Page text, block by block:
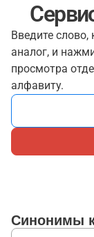
Введите слово,
аналог, и
просмотра
алфавиту.
Синонимы